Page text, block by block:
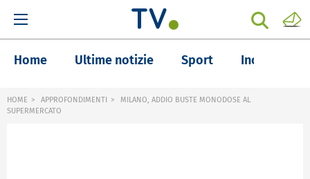
Home Ultime notizie Sport Inchieste
HOME APPROFONDIMENTI
MILANO, ADDIO BUSTE MONODOSE AL
SUPERMERCATO